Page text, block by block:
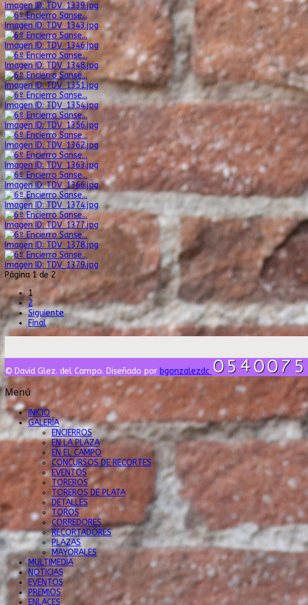
Imagen ID: TDV_1339.jpg
Imagen ID: TDV_1343.jpg
Imagen ID: TDV_1346.jpg
Imagen ID: TDV_1348.jpg
Imagen ID: TDV_1351.jpg
Imagen ID: TDV_1354.jpg
Imagen ID: TDV_1356.jpg
Imagen ID: TDV_1362.jpg
Imagen ID: TDV_1363.jpg
Imagen ID: TDV_1366.jpg
Imagen ID: TDV_1374.jpg
Imagen ID: TDV_1377.jpg
Imagen ID: TDV_1378.jpg
Imagen ID: TDV_1379.jpg
Página 1 de 2
1
2
Siguiente
Final
© David Glez. del Campo. Diseñado por bgonzalezdc
Menú
INICIO
GALERÍA
ENCIERROS
EN LA PLAZA
EN EL CAMPO
CONCURSOS DE RECORTES
EVENTOS
TOREROS
TOREROS DE PLATA
DETALLES
TOROS
CORREDORES
RECORTADORES
PLAZAS
MAYORALES
MULTIMEDIA
NOTICIAS
EVENTOS
PREMIOS
ENLACES